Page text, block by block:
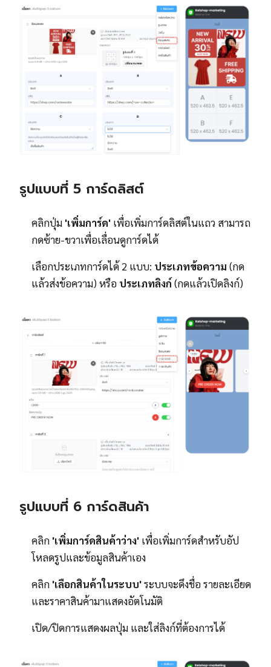
รูปแบบที่ 5 การ์ดลิสต์
คลิกปุ่ม 'เพิ่มการ์ด' เพื่อเพิ่มการ์ดลิสต์ในแถว สามารถ
กดซ้าย-ขวาเพื่อเลื่อนดูการ์ดได้
เลือกประเภทการ์ดได้ 2 แบบ: ประเภทข้อความ (กด
แล้วส่งข้อความ) หรือ ประเภทลิงก์ (กดแล้วเปิดลิงก์)
รูปแบบที่ 6 การ์ดสินค้า
คลิก 'เพิ่มการ์ดสินค้าว่าง' เพื่อเพิ่มการ์ดสำหรับอัป
โหลดรูปและข้อมูลสินค้าเอง
คลิก 'เลือกสินค้าในระบบ'ระบบจะดึงชื่อ รายละเอียด
และราคาสินค้ามาแสดงอัตโนมัติ
เปิด/ปิดการแสดงผลปุ่ม และใส่ลิงก์ที่ต้องการได้